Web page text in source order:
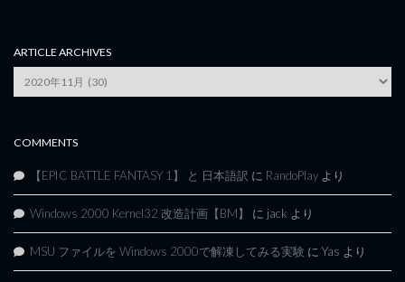
ARTICLE ARCHIVES
Archives
COMMENTS
【EPIC BATTLE FANTASY 1】 と 日本語訳 に RandoPlay より
Windows 2000 Kernel32 改造計画【BM】 に jack より
MSU ファイルを Windows 2000で解凍してみる実験 に Yas より